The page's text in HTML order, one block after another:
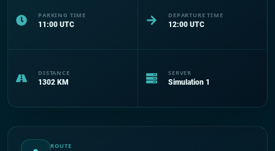
PARKING TIME
11:00 UTC
DEPARTURE TIME
12:00 UTC
DISTANCE
1302 KM
SERVER
Simulation 1
ROUTE